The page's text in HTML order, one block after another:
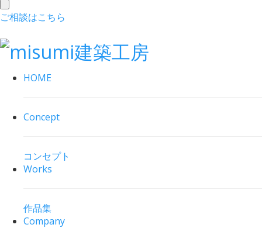
toggle
navigation
ご相談はこちら
HOME
Concept
コンセプト
Works
作品集
Company